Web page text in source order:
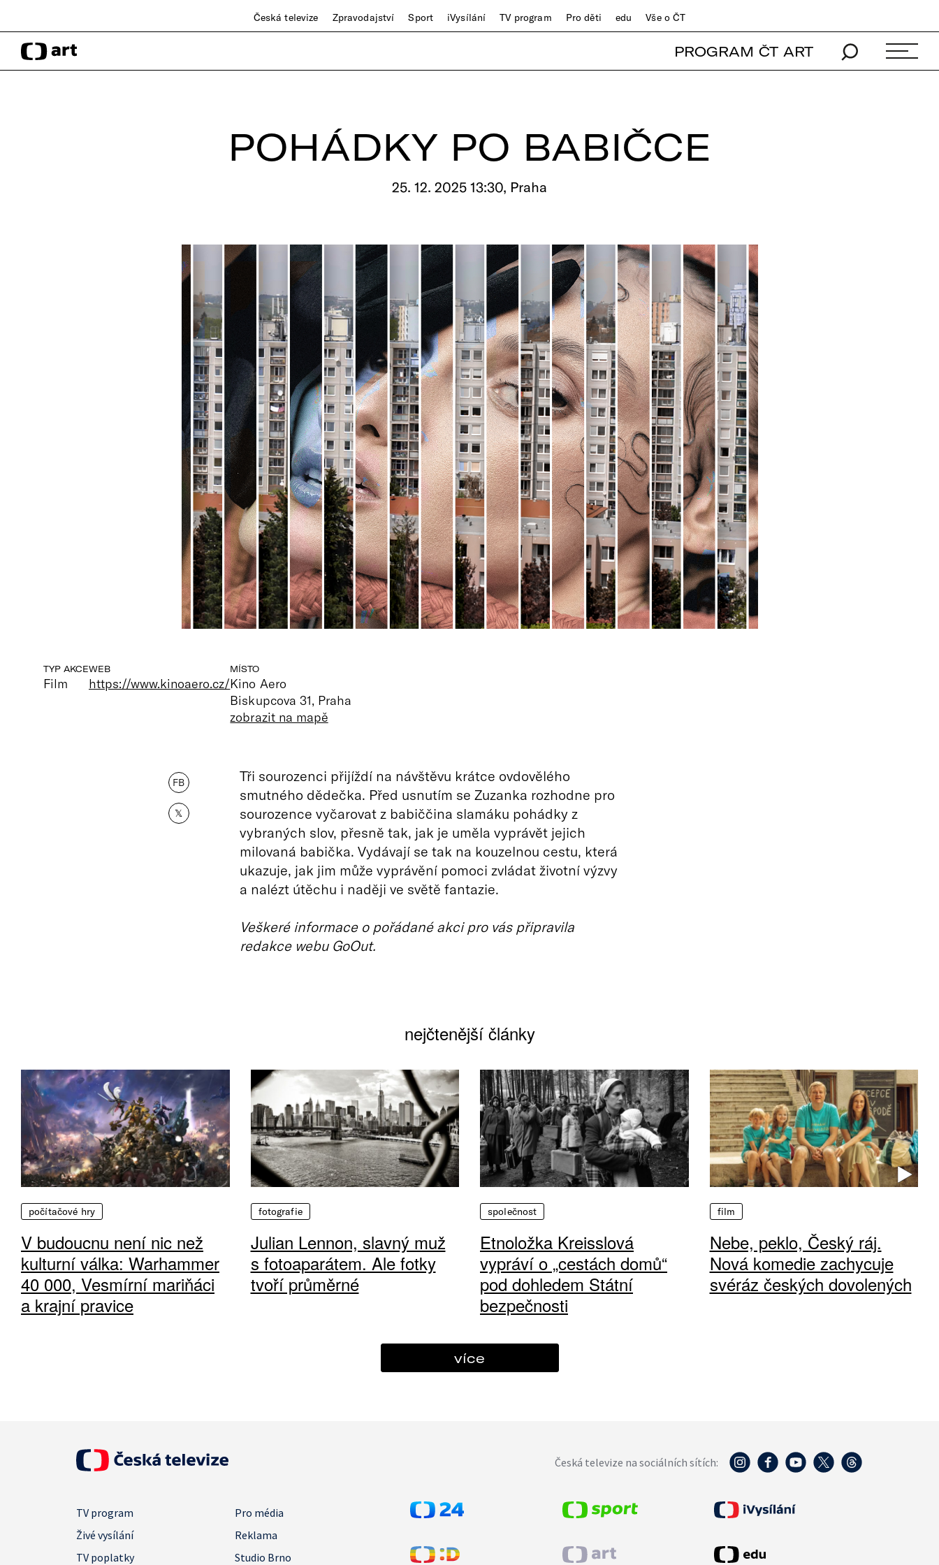
Česká televize Zpravodajství Sport iVysílání TV program Pro děti edu Vše o ČT
PROGRAM ČT ART
POHÁDKY PO BABIČCE
25. 12. 2025 13:30, Praha
TYP AKCE
Film
WEB
https://www.kinoaero.cz/
MÍSTO
Kino Aero
Biskupcova 31, Praha
zobrazit na mapě
FB
𝕏
Tři sourozenci přijíždí na návštěvu krátce ovdovělého
smutného dědečka. Před usnutím se Zuzanka rozhodne pro
sourozence vyčarovat z babiččina slamáku pohádky z
vybraných slov, přesně tak, jak je uměla vyprávět jejich
milovaná babička. Vydávají se tak na kouzelnou cestu, která
ukazuje, jak jim může vyprávění pomoci zvládat životní výzvy
a nalézt útěchu i naději ve světě fantazie.
Veškeré informace o pořádané akci pro vás připravila
redakce webu GoOut.
nejčtenější články
počítačové hry
V budoucnu není nic než
kulturní válka: Warhammer
40 000, Vesmírní mariňáci
a krajní pravice
fotografie
Julian Lennon, slavný muž
s fotoaparátem. Ale fotky
tvoří průměrné
společnost
Etnoložka Kreisslová
vypráví o „cestách domů“
pod dohledem Státní
bezpečnosti
film
Nebe, peklo, Český ráj.
Nová komedie zachycuje
svéráz českých dovolených
více
Česká televize na sociálních sítích:
TV program
Pro média
Živé vysílání
Reklama
TV poplatky
Studio Brno